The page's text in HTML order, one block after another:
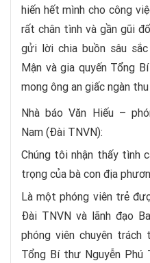
hiến hết mình cho công
rất chân tình và gần gũi
gửi lời chia buồn sâu
Mận và gia quyến Tổng
mong ông an giấc ngàn
Nhà báo Văn Hiếu –
Nam (Đài TNVN):
Chúng tôi nhận thấy tình
trọng của bà con địa
Là một phóng viên trẻ
Đài TNVN và lãnh đạo
phóng viên chuyên
Tổng Bí thư Nguyễn Phú